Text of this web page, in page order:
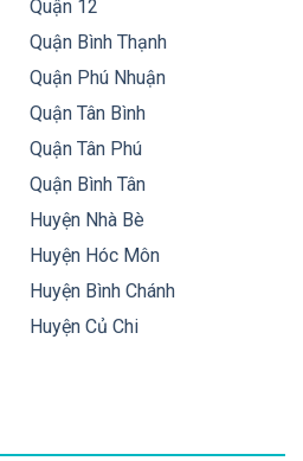
Quận 12
Quận Bình Thạnh
Quận Phú Nhuận
Quận Tân Bình
Quận Tân Phú
Quận Bình Tân
Huyện Nhà Bè
Huyện Hóc Môn
Huyện Bình Chánh
Huyện Củ Chi